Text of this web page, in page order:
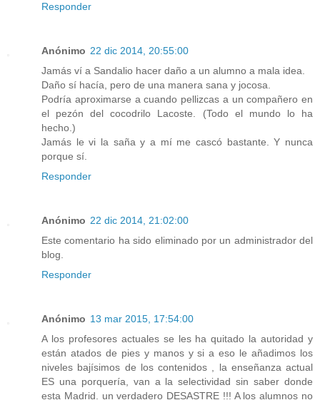
Responder
Anónimo 22 dic 2014, 20:55:00
Jamás ví a Sandalio hacer daño a un alumno a mala idea.
Daño sí hacía, pero de una manera sana y jocosa.
Podría aproximarse a cuando pellizcas a un compañero en
el pezón del cocodrilo Lacoste. (Todo el mundo lo ha
hecho.)
Jamás le vi la saña y a mí me cascó bastante. Y nunca
porque sí.
Responder
Anónimo 22 dic 2014, 21:02:00
Este comentario ha sido eliminado por un administrador del
blog.
Responder
Anónimo 13 mar 2015, 17:54:00
A los profesores actuales se les ha quitado la autoridad y
están atados de pies y manos y si a eso le añadimos los
niveles bajísimos de los contenidos , la enseñanza actual
ES una porquería, van a la selectividad sin saber donde
esta Madrid. un verdadero DESASTRE !!! A los alumnos no